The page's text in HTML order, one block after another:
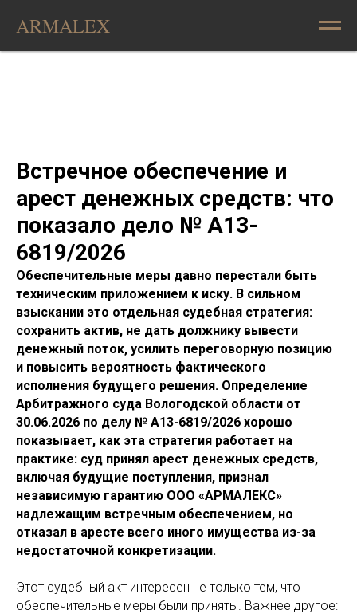
ARMALEX
Встречное обеспечение и
арест денежных средств: что
показало дело № А13-
6819/2026
Обеспечительные меры давно перестали быть
техническим приложением к иску. В сильном
взыскании это отдельная судебная стратегия:
сохранить актив, не дать должнику вывести
денежный поток, усилить переговорную позицию
и повысить вероятность фактического
исполнения будущего решения. Определение
Арбитражного суда Вологодской области от
30.06.2026 по делу № А13-6819/2026 хорошо
показывает, как эта стратегия работает на
практике: суд принял арест денежных средств,
включая будущие поступления, признал
независимую гарантию ООО «АРМАЛЕКС»
надлежащим встречным обеспечением, но
отказал в аресте всего иного имущества из-за
недостаточной конкретизации.
Этот судебный акт интересен не только тем, что
обеспечительные меры были приняты. Важнее другое: